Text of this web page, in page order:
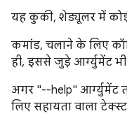
यह कुकी, शेड्यूलर में
कमांड, चलाने के लिए
ही, इससे जुड़े आर्ग्युमेंट भी
अगर "--help" आर्ग्युमेंट
लिए सहायता वाला